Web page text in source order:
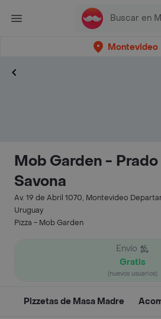
Montevideo
Mob Garden - Prado
Savona
Av. 19 de Abril 1070, Montevideo
Uruguay
Pizza - Mob Garden
Envío
Gratis
(nuevos usuarios)
Pizzetas de Masa Madre